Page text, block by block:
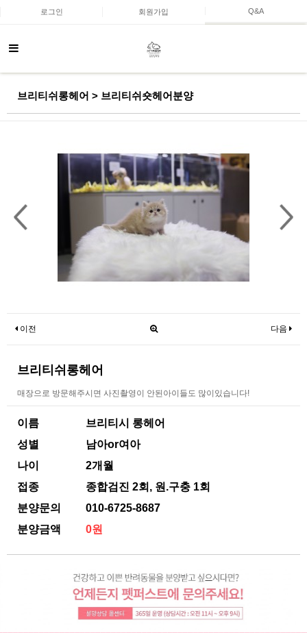
로그인 회원가입 Q&A
브리티쉬롱헤어 > 브리티쉬숏헤어분양
이전 다음
브리티쉬롱헤어
매장으로 방문해주시면 사진촬영이 안된아이들도 많이있습니다!
이름
브리티시 롱헤어
성별
남아or여아
나이
2개월
접종
종합검진 2회, 원.구충 1회
분양문의
010-6725-8687
분양금액
0원